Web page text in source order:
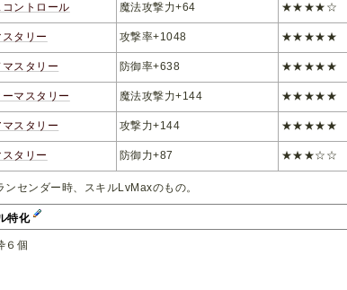
コントロール 魔法攻撃力+64 ★★★★☆
タリー 攻撃率+1048 ★★★★★
スタリー 防御率+638 ★★★★★
マスタリー 魔法攻撃力+144 ★★★★★
スタリー 攻撃力+144 ★★★★★
タリー 防御力+87 ★★★☆☆
センダー時、スキルLvMaxのもの。
特化
６個